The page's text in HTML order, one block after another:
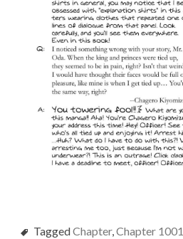
TaggedChapter,Chapter 1001